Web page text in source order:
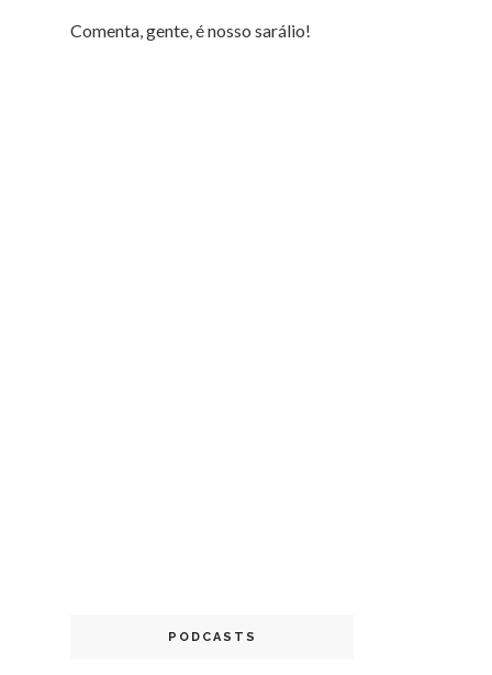
Comenta, gente, é nosso sarálio!
PODCASTS